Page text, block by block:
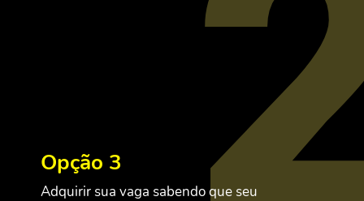
Opção 3
Adquirir sua vaga sabendo que seu